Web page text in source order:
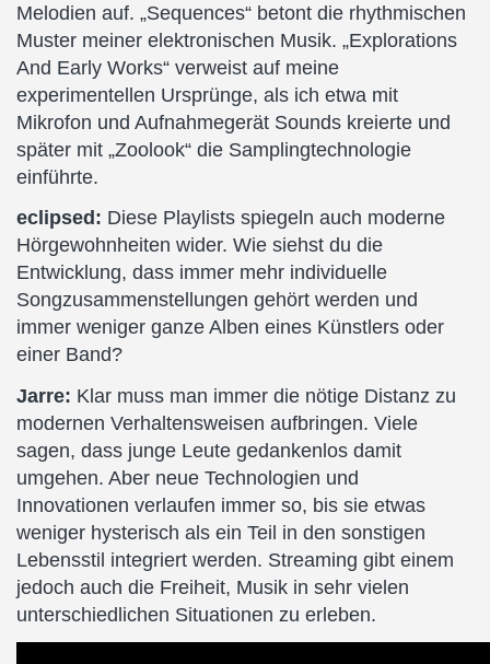
Melodien auf. „Sequences“ betont die rhythmischen
Muster meiner elektronischen Musik. „Explorations
And Early Works“ verweist auf meine
experimentellen Ursprünge, als ich etwa mit
Mikrofon und Aufnahmegerät Sounds kreierte und
später mit „Zoolook“ die Samplingtechnologie
einführte.
eclipsed: Diese Playlists spiegeln auch moderne
Hörgewohnheiten wider. Wie siehst du die
Entwicklung, dass immer mehr individuelle
Songzusammenstellungen gehört werden und
immer weniger ganze Alben eines Künstlers oder
einer Band?
Jarre: Klar muss man immer die nötige Distanz zu
modernen Verhaltensweisen aufbringen. Viele
sagen, dass junge Leute gedankenlos damit
umgehen. Aber neue Technologien und
Innovationen verlaufen immer so, bis sie etwas
weniger hysterisch als ein Teil in den sonstigen
Lebensstil integriert werden. Streaming gibt einem
jedoch auch die Freiheit, Musik in sehr vielen
unterschiedlichen Situationen zu erleben.